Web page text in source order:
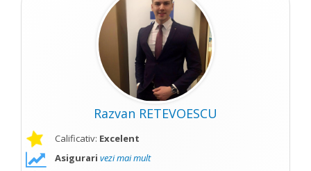
Razvan RETEVOESCU
Calificativ: Excelent
Asigurari vezi mai mult